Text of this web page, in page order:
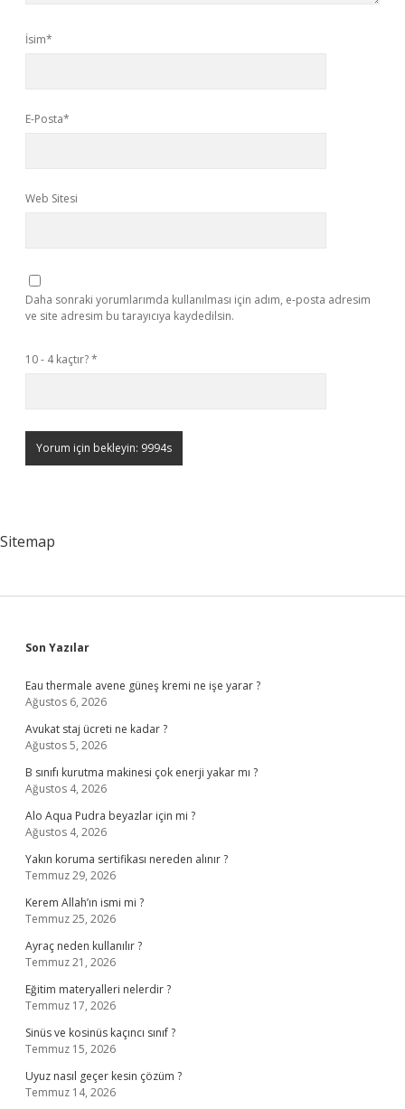
İsim*
E-Posta*
Web Sitesi
Daha sonraki yorumlarımda kullanılması için adım, e-posta adresim
ve site adresim bu tarayıcıya kaydedilsin.
10 - 4 kaçtır?*
Sitemap
Sidebar
Son Yazılar
Eau thermale avene güneş kremi ne işe yarar ?
Ağustos 6, 2026
Avukat staj ücreti ne kadar ?
Ağustos 5, 2026
B sınıfı kurutma makinesi çok enerji yakar mı ?
Ağustos 4, 2026
Alo Aqua Pudra beyazlar için mi ?
Ağustos 4, 2026
Yakın koruma sertifikası nereden alınır ?
Temmuz 29, 2026
Kerem Allah’ın ismi mi ?
Temmuz 25, 2026
Ayraç neden kullanılır ?
Temmuz 21, 2026
Eğitim materyalleri nelerdir ?
Temmuz 17, 2026
Sinüs ve kosinüs kaçıncı sınıf ?
Temmuz 15, 2026
Uyuz nasıl geçer kesin çözüm ?
Temmuz 14, 2026